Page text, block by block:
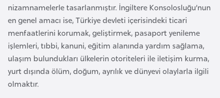
nizamnamelerle tasarlanmıştır. İngiltere Konsolosluğu’nun
en genel amacı ise, Türkiye devleti içerisindeki ticari
menfaatlerini korumak, geliştirmek, pasaport yenileme
işlemleri, tıbbi, kanuni, eğitim alanında yardım sağlama,
ulaşım bulundukları ülkelerin otoriteleri ile iletişim kurma,
yurt dışında ölüm, doğum, ayrılık ve dünyevi olaylarla ilgili
olmaktır.
e
y
n
B
a
n